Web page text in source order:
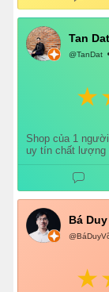
Chắc chắn mình
và giới thiệu
Tan Dat
@TanDat
Shop của 1
uy tín chất lượng
Bá